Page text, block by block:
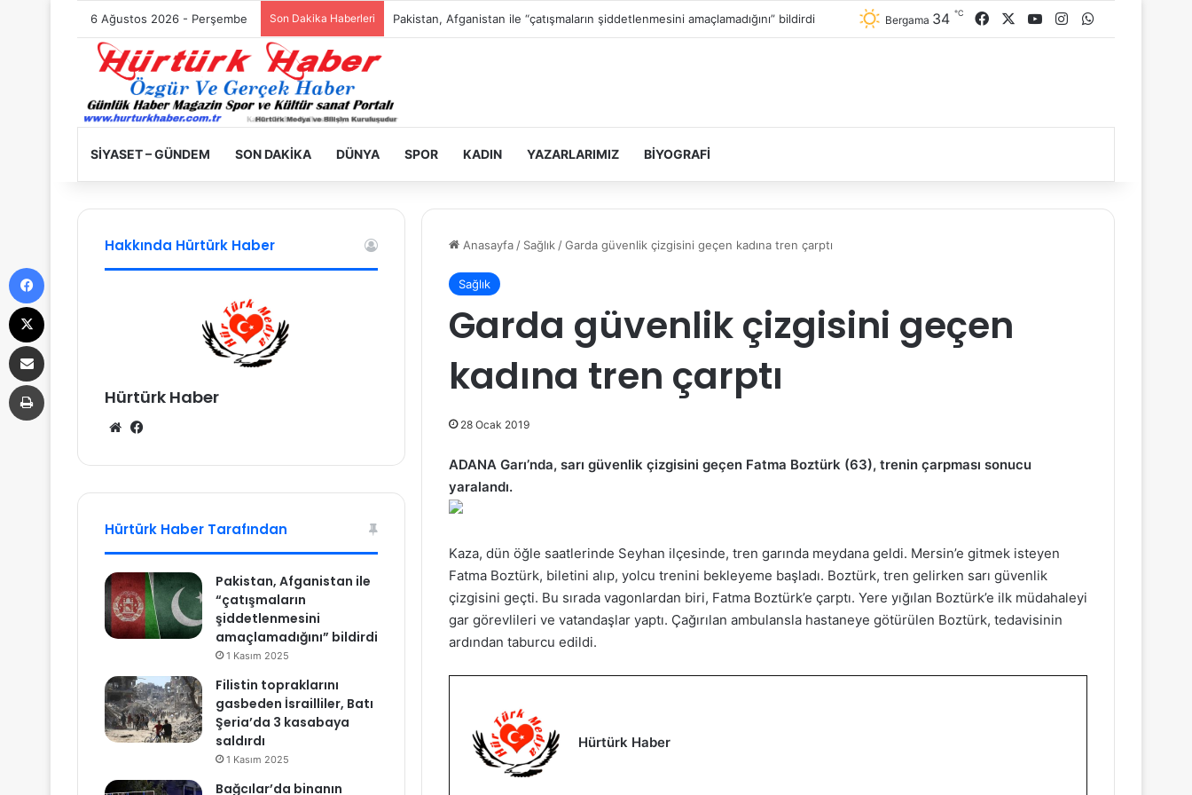
6 Ağustos 2026 - Perşembe Son Dakika Haberleri Filistin topraklarını gasbeden İsrailliler, Batı Şeria’da 3 kasabaya saldırdı Bergama 34 ℃ Facebook YouTubeInstagram
SIYASET – GÜNDEM SON DAKIKA DÜNYA SPOR KADIN YAZARLARIMIZ BIYOGRAFI
Anasayfa / Sağlık /Garda güvenlik çizgisini geçen kadına tren çarptı
Sağlık
Garda güvenlik çizgisini geçen
kadına tren çarptı
28 Ocak 2019
ADANA Garı’nda, sarı güvenlik çizgisini geçen Fatma Boztürk (63), trenin çarpması sonucu
yaralandı.
Kaza, dün öğle saatlerinde Seyhan ilçesinde, tren garında meydana geldi. Mersin’e gitmek isteyen
Fatma Boztürk, biletini alıp, yolcu trenini bekleyeme başladı. Boztürk, tren gelirken sarı güvenlik
çizgisini geçti. Bu sırada vagonlardan biri, Fatma Boztürk’e çarptı. Yere yığılan Boztürk’e ilk müdahaleyi
gar görevlileri ve vatandaşlar yaptı. Çağırılan ambulansla hastaneye götürülen Boztürk, tedavisinin
ardından taburcu edildi.
Hürtürk Haber
Hakkında Hürtürk Haber
Hürtürk Haber
We
sit
esi
bo
ok
Hürtürk Haber Tarafından
Pakistan, Afganistan ile
“çatışmaların
şiddetlenmesini
amaçlamadığını” bildirdi
1 Kasım 2025
Filistin topraklarını
gasbeden İsrailliler, Batı
Şeria’da 3 kasabaya
saldırdı
1 Kasım 2025
Bağcılar’da binanın